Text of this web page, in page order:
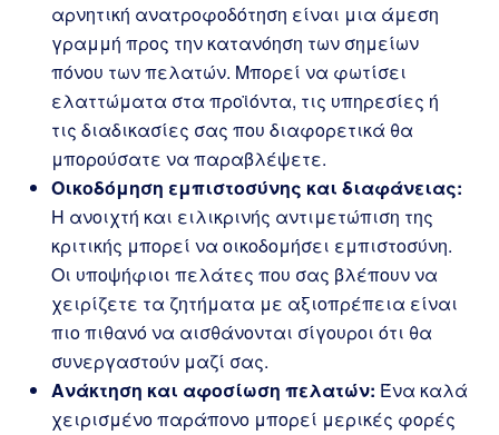
αρνητική ανατροφοδότηση είναι μια άμεση
γραμμή προς την κατανόηση των σημείων
πόνου των πελατών. Μπορεί να φωτίσει
ελαττώματα στα προϊόντα, τις υπηρεσίες ή
τις διαδικασίες σας που διαφορετικά θα
μπορούσατε να παραβλέψετε.
Οικοδόμηση εμπιστοσύνης και διαφάνειας:
Η ανοιχτή και ειλικρινής αντιμετώπιση της
κριτικής μπορεί να οικοδομήσει εμπιστοσύνη.
Οι υποψήφιοι πελάτες που σας βλέπουν να
χειρίζετε τα ζητήματα με αξιοπρέπεια είναι
πιο πιθανό να αισθάνονται σίγουροι ότι θα
συνεργαστούν μαζί σας.
Ανάκτηση και αφοσίωση πελατών: Ένα καλά
χειρισμένο παράπονο μπορεί μερικές φορές